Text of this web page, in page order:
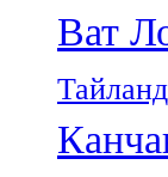
Ват